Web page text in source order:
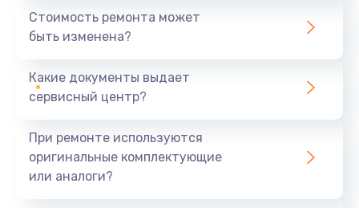
Стоимость ремонта может
быть изменена?
Какие документы выдает
сервисный центр?
При ремонте используются
оригинальные комплектующие
или аналоги?